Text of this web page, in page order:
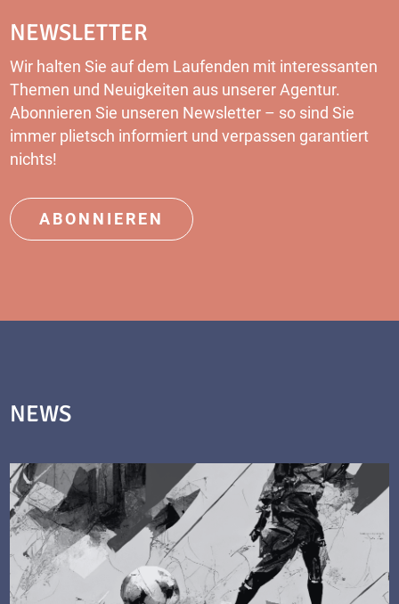
NEWSLETTER
Wir halten Sie auf dem Laufenden mit interessanten
Themen und Neuigkeiten aus unserer Agentur.
Abonnieren Sie unseren Newsletter – so sind Sie
immer plietsch informiert und verpassen garantiert
nichts!
ABONNIEREN
NEWS